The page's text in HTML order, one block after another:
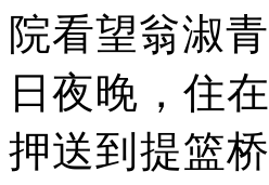
院看望翁淑
日夜晚，住
押送到提篮